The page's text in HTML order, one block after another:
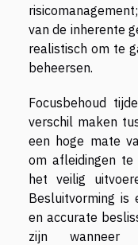
van de inherente
realistisch om te
beheersen.
Focusbehoud
verschil maken
een hoge mate
om afleidingen
het veilig
Besluitvorming is
en accurate
zijn